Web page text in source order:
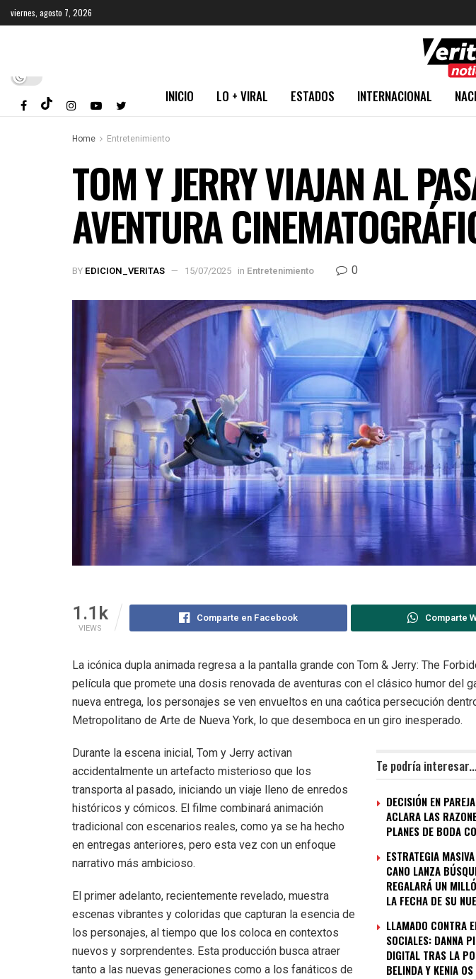
viernes, agosto 7, 2026
INICIO LO + VIRAL ESTADOS INTERNACIONAL
Home Entretenimiento
TOM Y JERRY VIAJAN AL
AVENTURA
BY EDICION_VERITAS 15/07/2025 in Entretenimiento 0
1.1k
VIEWS
Comparte en Facebook Comparte
La icónica dupla animada regresa a la pantalla grande con Tom & Jerry: The
película que promete una dosis renovada de aventuras con el clásico humor del
nueva entrega, los personajes se ven envueltos en una caótica persecución
Metropolitano de Arte de Nueva York, lo que desemboca en un giro inesperado.
Te podría
DECISIÓN EN
ACLARA LAS
PLANES DE BODA
ESTRATEGIA
CANO LANZA
REGALARÁ UN
LA FECHA DE SU
LLAMADO CONTRA
SOCIALES: DANNA
DIGITAL TRAS LA
BELINDA Y KENIA OS
Durante la escena inicial, Tom y Jerry activan
accidentalmente un artefacto misterioso que los
transporta al pasado, iniciando un viaje lleno de enredos
históricos y cómicos. El filme combinará animación
tradicional con escenarios reales, como ya se ha hecho
en entregas anteriores, pero esta vez con un enfoque
narrativo más ambicioso.
El primer adelanto, recientemente revelado, muestra
escenas vibrantes y coloridas que capturan la esencia de
los personajes, al tiempo que los coloca en contextos
nuevos y sorprendentes. Esta producción busca atraer
tanto a las nuevas generaciones como a los fanáticos de